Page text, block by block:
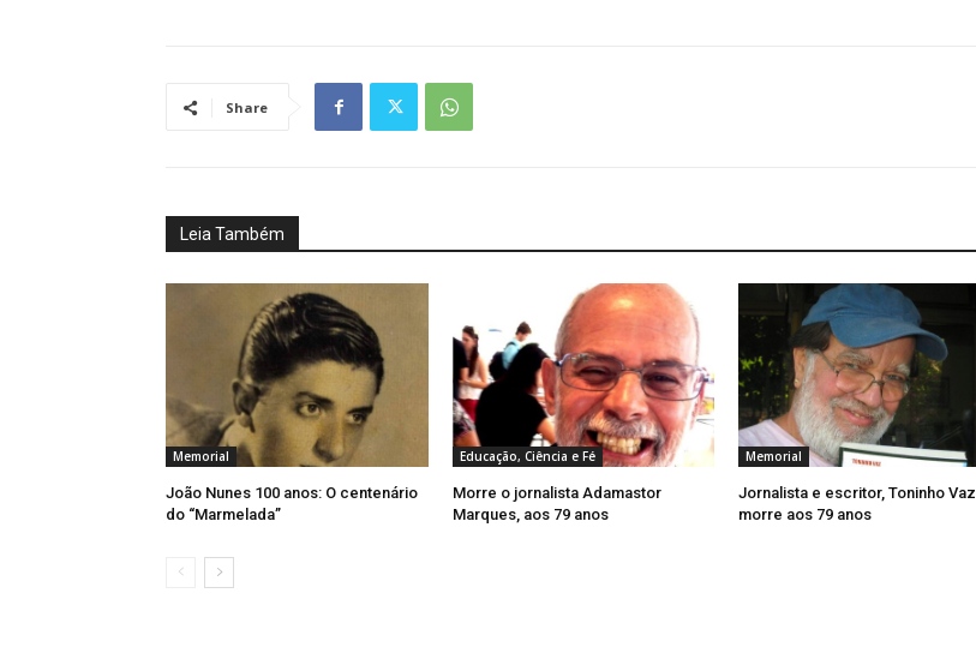
Share
Leia Também
Memorial
João Nunes 100 anos: O centenário
do “Marmelada”
Educação, Ciência e Fé
Morre o jornalista Adamastor
Marques, aos 79 anos
Memorial
Jornalista e escritor, Toninho Vaz
morre aos 79 anos